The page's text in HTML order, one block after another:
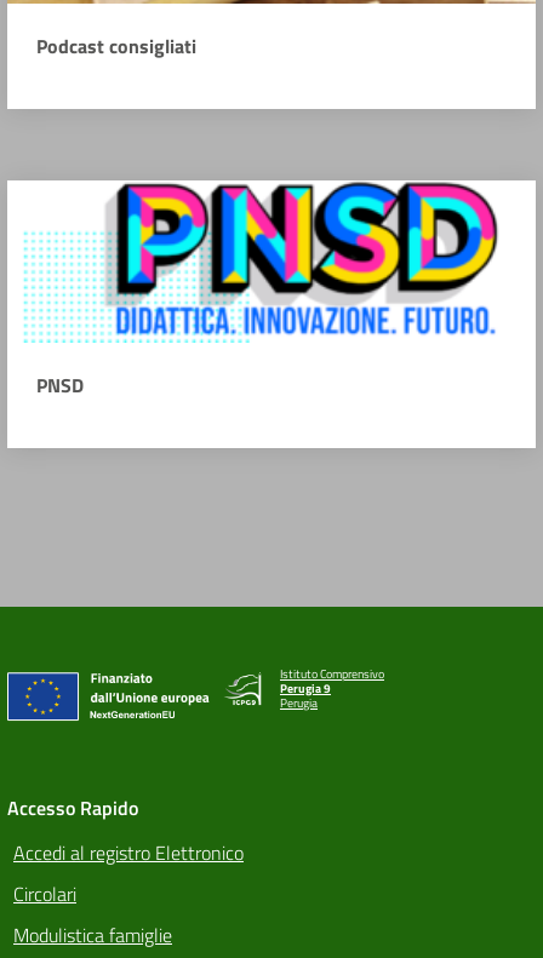
Podcast consigliati
PNSD
Istituto Comprensivo
Perugia 9
Perugia
Accesso Rapido
Accedi al registro Elettronico
Circolari
Modulistica famiglie